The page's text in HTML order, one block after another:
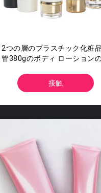
2つの層のプラスチック化粧
管380gのボディ ローションの
接触